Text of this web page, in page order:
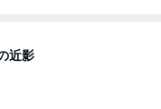
近影